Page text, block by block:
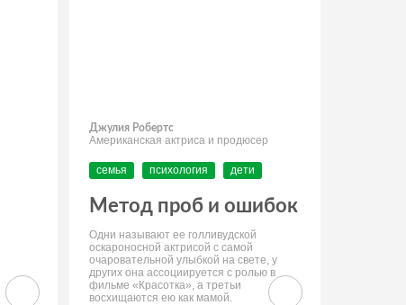
Джулия Робертс
Американская актриса и продюсер
семья психология дети
Метод проб и ошибок
Одни называют ее голливудской
оскароносной актрисой с самой
очаровательной улыбкой на свете, у
других она ассоциируется с ролью в
фильме «Красотка», а третьи
восхищаются ею как мамой.